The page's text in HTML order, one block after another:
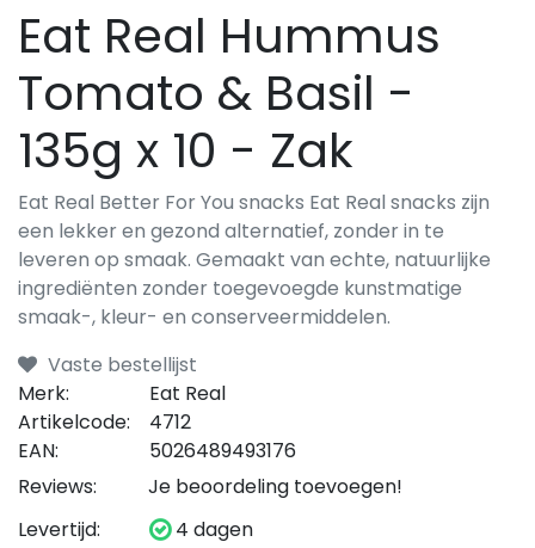
Eat Real Hummus
Tomato & Basil -
135g x 10 - Zak
Eat Real Better For You snacks Eat Real snacks zijn
een lekker en gezond alternatief, zonder in te
leveren op smaak. Gemaakt van echte, natuurlijke
ingrediënten zonder toegevoegde kunstmatige
smaak-, kleur- en conserveermiddelen.
Vaste bestellijst
Merk:
Eat Real
Artikelcode:
4712
EAN:
5026489493176
Reviews:
Je beoordeling toevoegen!
Levertijd:
4 dagen